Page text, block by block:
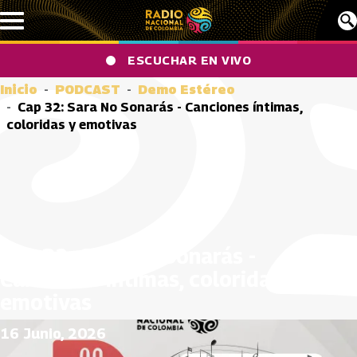
Pasar al contenido principal
ESCUCHAR EN VIVO
Inicio PODCAST
Demo Estéreo
Cap 32: Sara No Sonarás - Canciones íntimas,
coloridas y emotivas
16 Junio, 2026